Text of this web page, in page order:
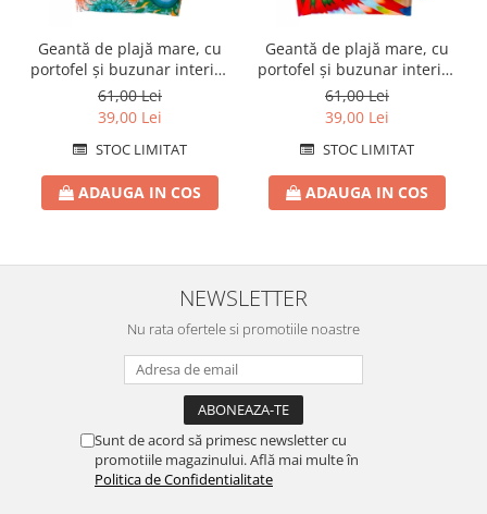
Geantă de plajă mare, cu
portofel și buzunar interior
KD2489
61,00 Lei
39,00 Lei
STOC LIMITAT
ADAUGA IN COS
Geantă de plajă mare, cu
portofel și buzunar interior
KD2482
61,00 Lei
39,00 Lei
STOC LIMITAT
ADAUGA IN COS
NEWSLETTER
Nu rata ofertele si promotiile noastre
Sunt de acord să primesc newsletter cu
promotiile magazinului. Află mai multe în
Politica de Confidentialitate